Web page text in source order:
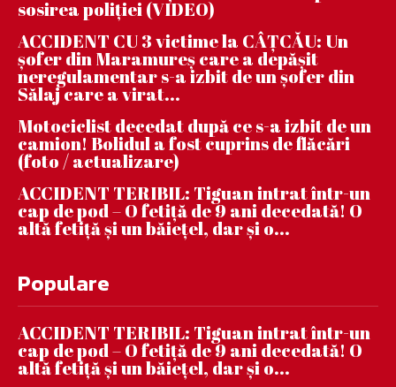
sosirea poliției (VIDEO)
ACCIDENT CU 3 victime la CÂȚCĂU: Un
șofer din Maramureș care a depășit
neregulamentar s-a izbit de un șofer din
Sălaj care a virat...
Motociclist decedat după ce s-a izbit de un
camion! Bolidul a fost cuprins de flăcări
(foto / actualizare)
ACCIDENT TERIBIL: Tiguan intrat într-un
cap de pod – O fetiță de 9 ani decedată! O
altă fetiță și un băiețel, dar și o...
Populare
ACCIDENT TERIBIL: Tiguan intrat într-un
cap de pod – O fetiță de 9 ani decedată! O
altă fetiță și un băiețel, dar și o...